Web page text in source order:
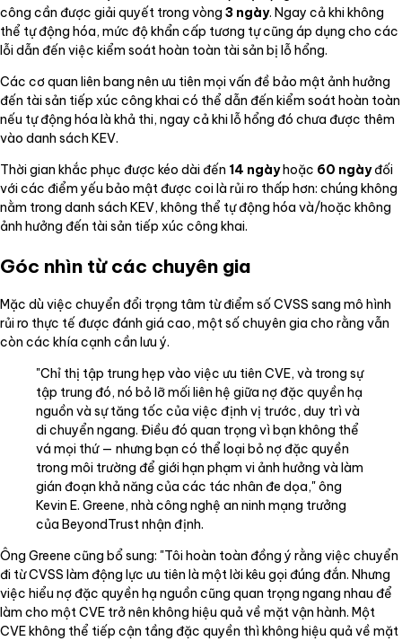
công cần được giải quyết trong vòng 3 ngày. Ngay cả khi không
thể tự động hóa, mức độ khẩn cấp tương tự cũng áp dụng cho các
lỗi dẫn đến việc kiểm soát hoàn toàn tài sản bị lỗ hổng.
Các cơ quan liên bang nên ưu tiên mọi vấn đề bảo mật ảnh hưởng
đến tài sản tiếp xúc công khai có thể dẫn đến kiểm soát hoàn toàn
nếu tự động hóa là khả thi, ngay cả khi lỗ hổng đó chưa được thêm
vào danh sách KEV.
Thời gian khắc phục được kéo dài đến 14 ngàyhoặc 60 ngàyđối
với các điểm yếu bảo mật được coi là rủi ro thấp hơn: chúng không
nằm trong danh sách KEV, không thể tự động hóa và/hoặc không
ảnh hưởng đến tài sản tiếp xúc công khai.
Góc nhìn từ các chuyên gia
Mặc dù việc chuyển đổi trọng tâm từ điểm số CVSS sang mô hình
rủi ro thực tế được đánh giá cao, một số chuyên gia cho rằng vẫn
còn các khía cạnh cần lưu ý.
"Chỉ thị tập trung hẹp vào việc ưu tiên CVE, và trong sự
tập trung đó, nó bỏ lỡ mối liên hệ giữa nợ đặc quyền hạ
nguồn và sự tăng tốc của việc định vị trước, duy trì và
di chuyển ngang. Điều đó quan trọng vì bạn không thể
vá mọi thứ — nhưng bạn có thể loại bỏ nợ đặc quyền
trong môi trường để giới hạn phạm vi ảnh hưởng và làm
gián đoạn khả năng của các tác nhân đe dọa," ông
Kevin E. Greene, nhà công nghệ an ninh mạng trưởng
của BeyondTrust nhận định.
Ông Greene cũng bổ sung: "Tôi hoàn toàn đồng ý rằng việc chuyển
đi từ CVSS làm động lực ưu tiên là một lời kêu gọi đúng đắn. Nhưng
việc hiểu nợ đặc quyền hạ nguồn cũng quan trọng ngang nhau để
làm cho một CVE trở nên không hiệu quả về mặt vận hành. Một
CVE không thể tiếp cận tầng đặc quyền thì không hiệu quả về mặt